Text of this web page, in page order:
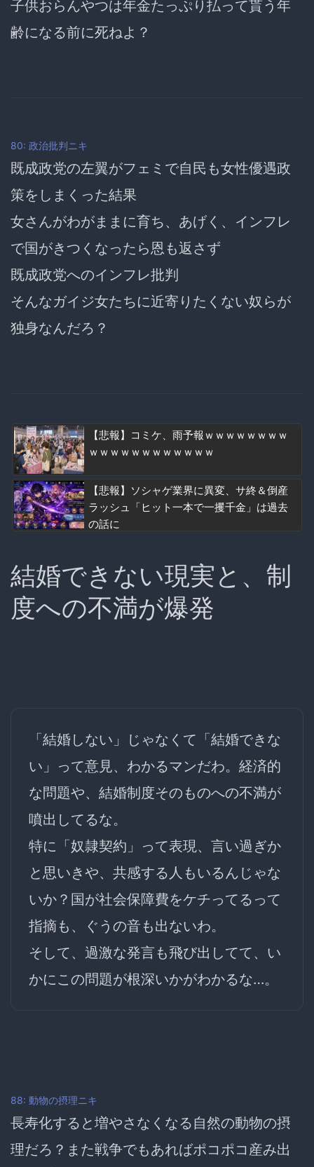
子供おらんやつは年金たっぷり払って貰う年
齢になる前に死ねよ？
80: 政治批判ニキ
既成政党の左翼がフェミで自民も女性優遇政
策をしまくった結果
女さんがわがままに育ち、あげく、インフレ
で国がきつくなったら恩も返さず
既成政党へのインフレ批判
そんなガイジ女たちに近寄りたくない奴らが
独身なんだろ？
【悲報】コミケ、雨予報ｗｗｗｗｗｗｗｗ
ｗｗｗｗｗｗｗｗｗｗｗｗ
【悲報】ソシャゲ業界に異変、サ終＆倒産
ラッシュ「ヒット一本で一攫千金」は過去
の話に
結婚できない現実と、制
度への不満が爆発
「結婚しない」じゃなくて「結婚できな
い」って意見、 わかるマンだわ。経済的
な問題や、結婚制度そのものへの不満が
噴出してるな。
特に「奴隷契約」って表現、言い過ぎか
と思いきや、共感する人もいるんじゃな
いか？国が社会保障費をケチってるって
指摘も、ぐうの音も出ないわ。
そして、過激な発言も飛び出してて、い
かにこの問題が根深いかがわかるな…。
88: 動物の摂理ニキ
長寿化すると増やさなくなる自然の動物の摂
理だろ？また戦争でもあればポコポコ産み出